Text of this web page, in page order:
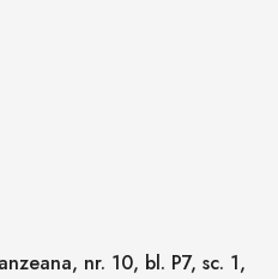
nr. 10, bl. P7, sc. 1,